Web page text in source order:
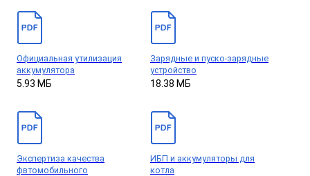
Официальная утилизация
аккумулятора
5.93 МБ
Зарядные и пуско-зарядные
устройство
18.38 МБ
Экспертиза качества
фвтомобильного
ИБП и аккумуляторы для
котла